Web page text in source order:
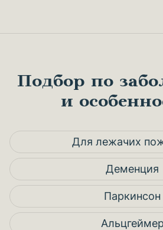
Подбор по
и
Для лежачих
Деменция
Паркинсон
Альцгеймер